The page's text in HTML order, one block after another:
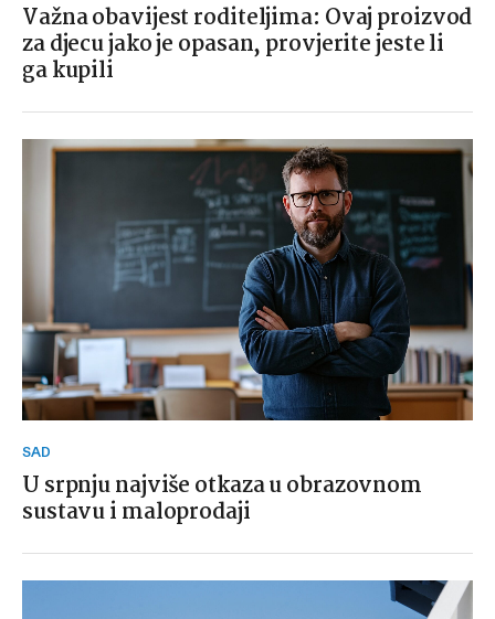
Važna obavijest roditeljima: Ovaj proizvod
za djecu jako je opasan, provjerite jeste li
ga kupili
SAD
U srpnju najviše otkaza u obrazovnom
sustavu i maloprodaji